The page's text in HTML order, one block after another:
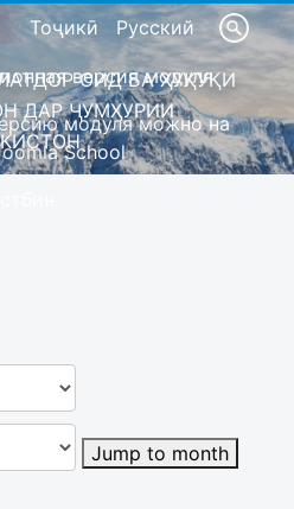
Тоҷикӣ Русский
версия модуля
модуля можно на
School
ОИД БА ҲУҚУҚИ
ДАР ҶУМҲУРИИ
Jump to month